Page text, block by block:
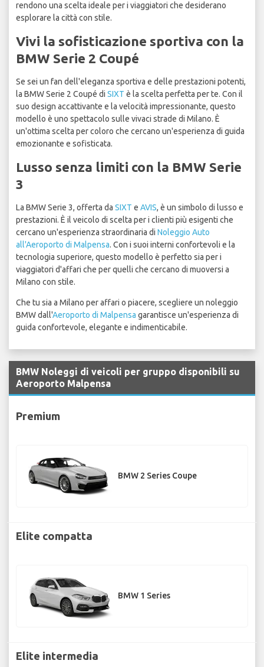
rendono una scelta ideale per i viaggiatori che desiderano
esplorare la città con stile.
Vivi la sofisticazione sportiva con la
BMW Serie 2 Coupé
Se sei un fan dell'eleganza sportiva e delle prestazioni potenti,
la BMW Serie 2 Coupé di SIXT è la scelta perfetta per te. Con il
suo design accattivante e la velocità impressionante, questo
modello è uno spettacolo sulle vivaci strade di Milano. È
un'ottima scelta per coloro che cercano un'esperienza di guida
emozionante e sofisticata.
Lusso senza limiti con la BMW Serie
3
La BMW Serie 3, offerta da SIXT e AVIS, è un simbolo di lusso e
prestazioni. È il veicolo di scelta per i clienti più esigenti che
cercano un'esperienza straordinaria di Noleggio Auto
all'Aeroporto di Malpensa. Con i suoi interni confortevoli e la
tecnologia superiore, questo modello è perfetto sia per i
viaggiatori d'affari che per quelli che cercano di muoversi a
Milano con stile.
Che tu sia a Milano per affari o piacere, scegliere un noleggio
BMW dall'Aeroporto di Malpensa garantisce un'esperienza di
guida confortevole, elegante e indimenticabile.
BMW Noleggi di veicoli per gruppo disponibili su
Aeroporto Malpensa
Premium
BMW 2 Series Coupe
Elite compatta
BMW 1 Series
Elite intermedia